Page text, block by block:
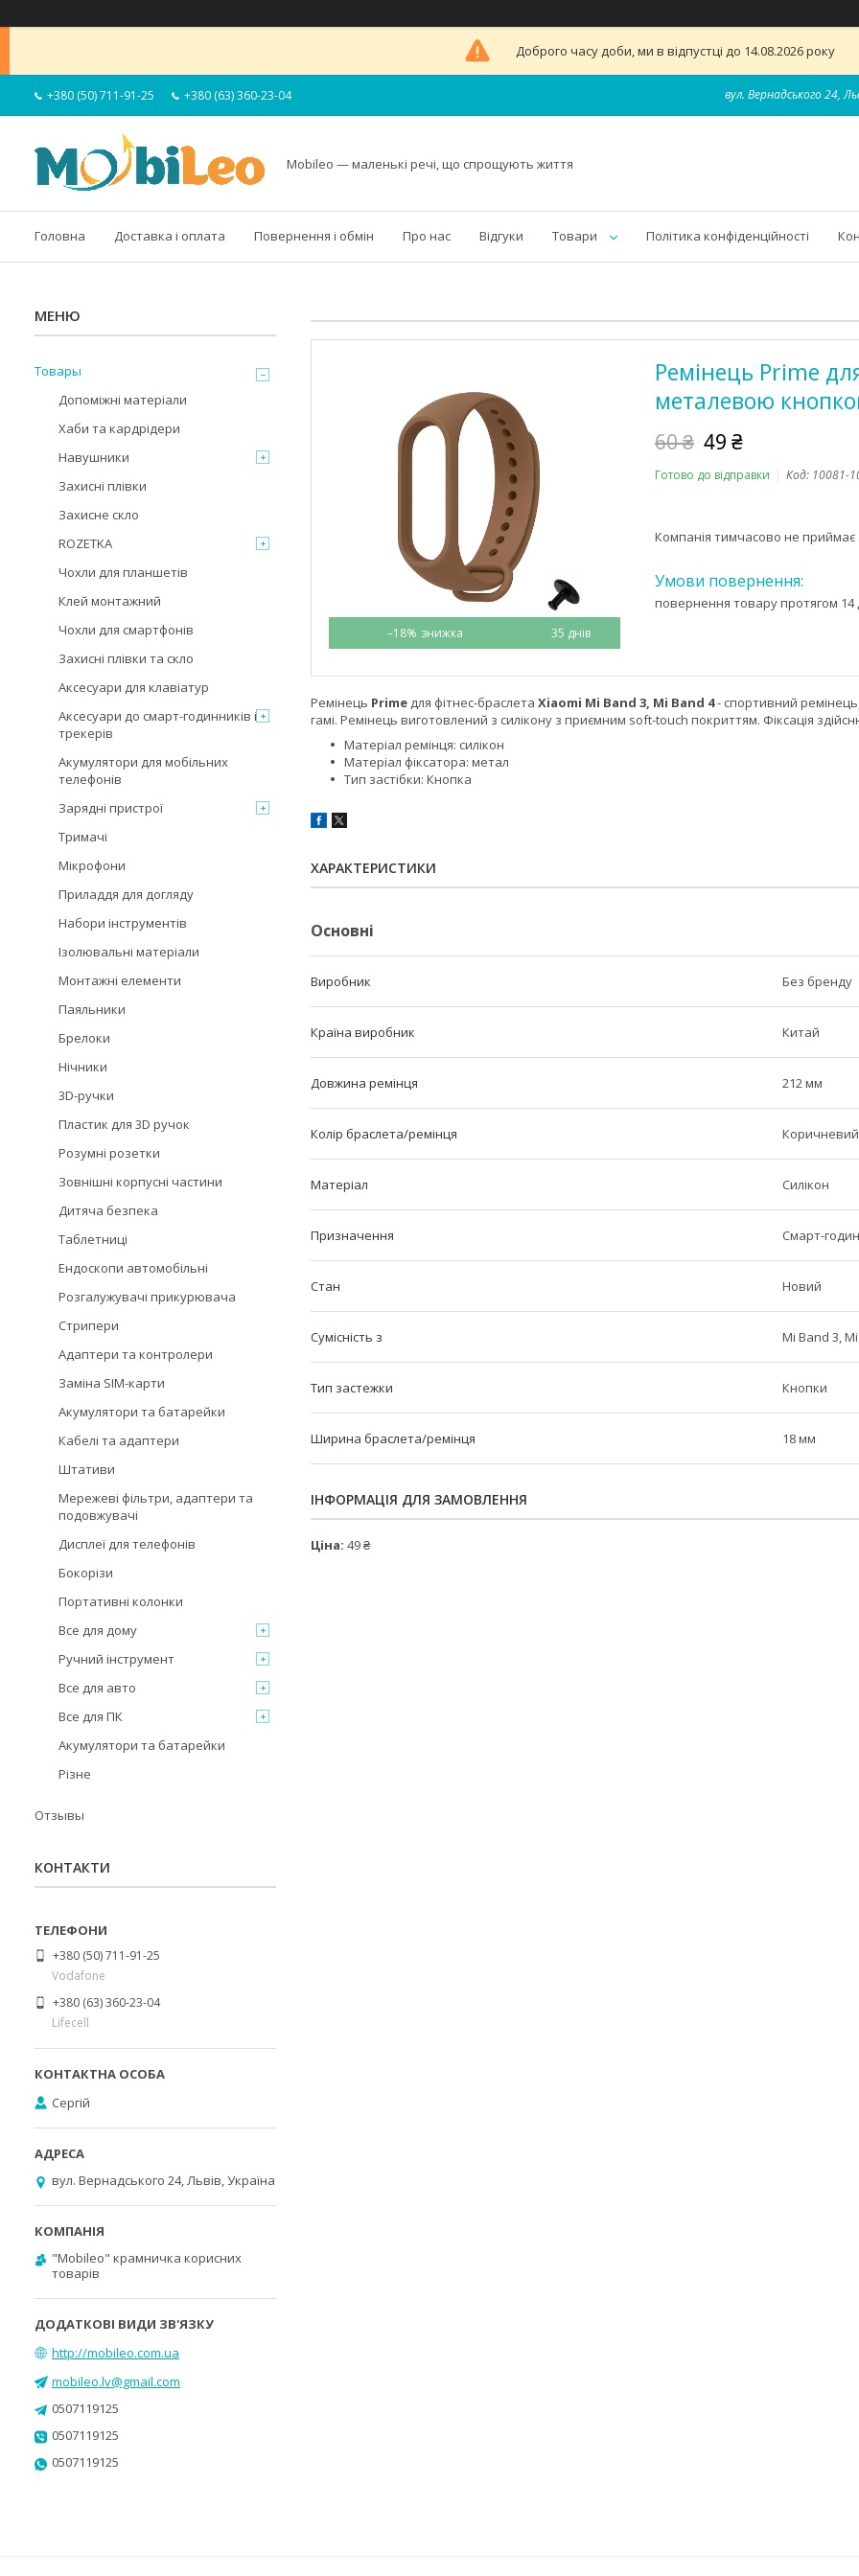
Доброго часу доби, ми в відпустці до 14.08.2026 року
+380 (50) 711-91-25 +380 (63) 360-23-04 вул. Вернадського 24,
Mobileo — маленькі речі, що спрощують життя
Головна Доставка і оплата Повернення і обмін Про нас Відгуки Товари Політика конфіденційності
–18% 35 днів
Ремінець Prime
металевою
60 ₴ 49 ₴
Готово до відправки Код: 10081-
Компанія тимчасово не
повернення товару протягом 14
Ремінець Prime для фітнес-браслета Xiaomi Mi Band 3, Mi Band 4- спортивний
гамі. Ремінець виготовлений з силікону з приємним soft-touch покриттям. Фіксація
Матеріал ремінця: силікон
Матеріал фіксатора: метал
Тип застібки: Кнопка
ХАРАКТЕРИСТИКИ
Основні
Виробник Без бренду
Країна виробник Китай
Довжина ремінця 212 мм
Колір браслета/ремінця Коричневий
Матеріал Силікон
Призначення Смарт-
Стан Новий
Сумісність з Mi Band 3,
Тип застежки Кнопки
Ширина браслета/ремінця 18 мм
ІНФОРМАЦІЯ ДЛЯ ЗАМОВЛЕННЯ
Ціна: 49 ₴
Товары
Допоміжні матеріали
Хаби та кардрідери
Навушники
Захисні плівки
Захисне скло
ROZETKA
Чохли для планшетів
Клей монтажний
Чохли для смартфонів
Захисні плівки та скло
Аксесуари для клавіатур
Аксесуари до смарт-годинників і
трекерів
Акумулятори для мобільних
телефонів
Зарядні пристрої
Тримачі
Мікрофони
Приладдя для догляду
Набори інструментів
Ізолювальні матеріали
Монтажні елементи
Паяльники
Брелоки
Нічники
3D-ручки
Пластик для 3D ручок
Розумні розетки
Зовнішні корпусні частини
Дитяча безпека
Таблетниці
Ендоскопи автомобільні
Розгалужувачі прикурювача
Стрипери
Адаптери та контролери
Заміна SIM-карти
Акумулятори та батарейки
Кабелі та адаптери
Штативи
Мережеві фільтри, адаптери та
подовжувачі
Дисплеї для телефонів
Бокорізи
Портативні колонки
Все для дому
Ручний інструмент
Все для авто
Все для ПК
Акумулятори та батарейки
Різне
Отзывы
КОНТАКТИ
+380 (50) 711-91-25
Vodafone
+380 (63) 360-23-04
Lifecell
Сергій
вул. Вернадського 24, Львів, Україна
"Mobileo" крамничка корисних
товарів
http://mobileo.com.ua
mobileo.lv@gmail.com
0507119125
0507119125
0507119125